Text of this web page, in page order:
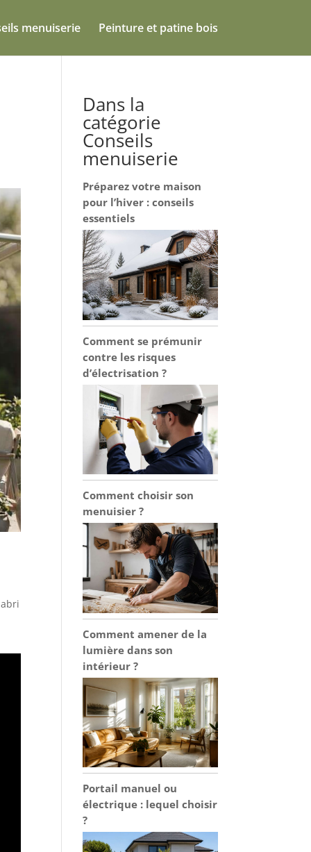
menuiserie Peinture et patine bois
Dans la
catégorie
Conseils
menuiserie
Préparez votre maison
pour l’hiver : conseils
essentiels
Comment se prémunir
contre les risques
d’électrisation ?
Comment choisir son
menuisier ?
Comment amener de la
lumière dans son
intérieur ?
Portail manuel ou
électrique : lequel choisir
?